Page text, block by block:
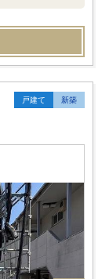
戸建て 新築